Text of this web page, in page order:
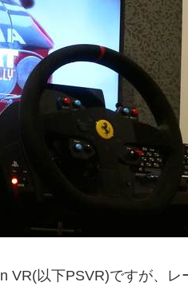
VR(以下PSVR)ですが、レ